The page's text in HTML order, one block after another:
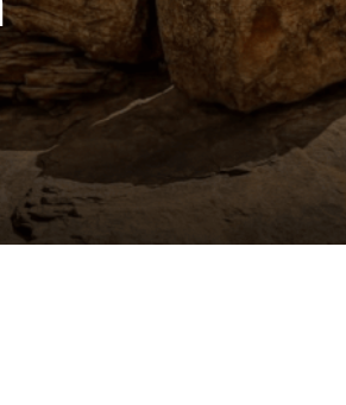
i wspieraj edukację rodziców